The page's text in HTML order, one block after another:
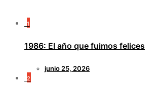
1
1986: El año que fuimos felices
junio 25, 2026
2